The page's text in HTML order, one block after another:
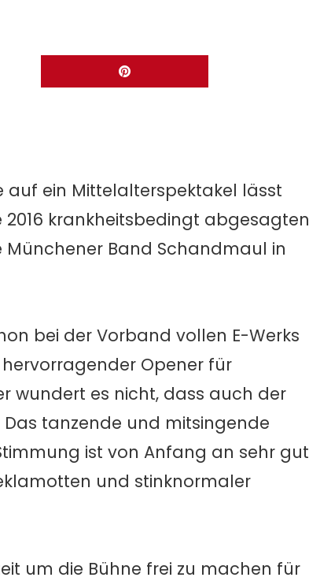
auf ein Mittelalterspektakel lässt
krankheitsbedingt abgesagten
Münchener Band Schandmaul in
bei der Vorband vollen E-Werks
Opener für
wundert es nicht, dass auch der
tanzende und mitsingende
ist von Anfang an sehr gut
und stinknormaler
um die Bühne frei zu machen für